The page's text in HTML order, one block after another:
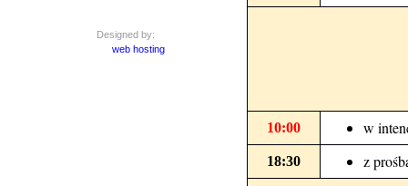
Designed by:
web hosting
10:00 w
18:30 z